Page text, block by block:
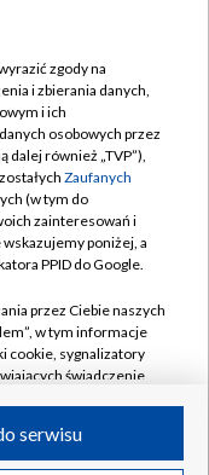
w likwidacji
zgody na
i zbierania danych,
i ich
osobowych przez
dalej również „TVP”),
Zaufanych
(w tym do
zainteresowań i
poniżej, a
PPID do Google.
przez Ciebie naszych
w tym informacje
cookie, sygnalizatory
świadczenie
serwisu